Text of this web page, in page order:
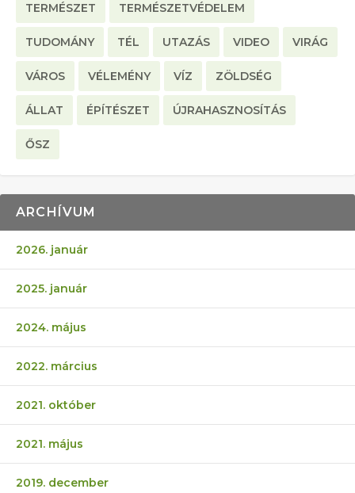
TERMÉSZET TERMÉSZETVÉDELEM
TUDOMÁNY TÉL UTAZÁS VIDEO VIRÁG
VÁROS VÉLEMÉNY VÍZ ZÖLDSÉG
ÁLLAT ÉPÍTÉSZET ÚJRAHASZNOSÍTÁS
ŐSZ
ARCHÍVUM
2026. január
2025. január
2024. május
2022. március
2021. október
2021. május
2019. december